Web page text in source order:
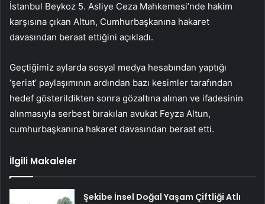
İstanbul Beykoz 5. Asliye Ceza Mahkemesi’nde hakim
karşısına çıkan Altun, Cumhurbaşkanına hakaret
davasından beraat ettiğini açıkladı.
Geçtiğimiz aylarda sosyal medya hesabından yaptığı
‘şeriat’ paylaşımının ardından bazı kesimler tarafından
hedef gösterildikten sonra gözaltına alınan ve ifadesinin
alınmasıyla serbest bırakılan avukat Feyza Altun,
cumhurbaşkanına hakaret davasından beraat etti.
İlgili Makaleler
Şekibe İnsel Doğal Yaşam Çiftliği Atlı